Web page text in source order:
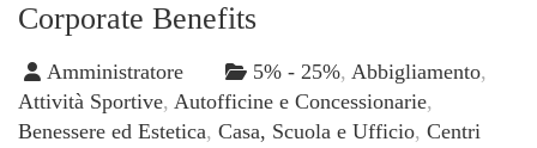
Corporate Benefits
Amministratore 5% - 25%, Abbigliamento,
Attività Sportive, Autofficine e Concessionarie,
Benessere ed Estetica, Casa, Scuola e Ufficio, Centri